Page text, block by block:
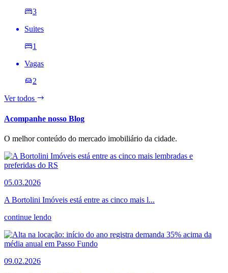
3
Suites
1
Vagas
2
Ver todos
Acompanhe nosso Blog
O melhor conteúdo do mercado imobiliário da cidade.
05.03.2026
A Bortolini Imóveis está entre as cinco mais l...
continue lendo
09.02.2026